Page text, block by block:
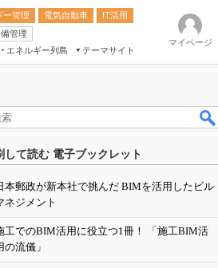
ー管理 電気自動車
IT活用
管理
エネルギー列島
テーマサイト
マイページ
して読む 電子ブックレット
本郵政が新本社で挑んだ BIMを活用したビル
ネジメント
工でのBIM活用に役立つ1冊！ 「施工BIM活
の流儀」